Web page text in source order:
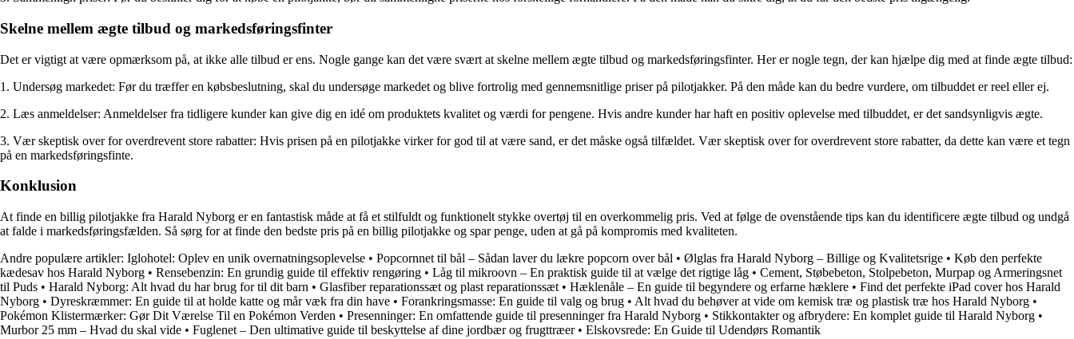
Skelne mellem ægte tilbud og markedsføringsfinter
Det er vigtigt at være opmærksom på, at ikke alle tilbud er ens. Nogle gange kan det være svært at skelne mellem ægte tilbud og markedsføringsfinter. Her er nogle tegn, der kan hjælpe dig med at finde ægte tilbud:
1. Undersøg markedet: Før du træffer en købsbeslutning, skal du undersøge markedet og blive fortrolig med gennemsnitlige priser på pilotjakker. På den måde kan du bedre vurdere, om tilbuddet er reel eller ej.
2. Læs anmeldelser: Anmeldelser fra tidligere kunder kan give dig en idé om produktets kvalitet og værdi for pengene. Hvis andre kunder har haft en positiv oplevelse med tilbuddet, er det sandsynligvis ægte.
3. Vær skeptisk over for overdrevent store rabatter: Hvis prisen på en pilotjakke virker for god til at være sand, er det måske også tilfældet. Vær skeptisk over for overdrevent store rabatter, da dette kan være et tegn
på en markedsføringsfinte.
Konklusion
At finde en billig pilotjakke fra Harald Nyborg er en fantastisk måde at få et stilfuldt og funktionelt stykke overtøj til en overkommelig pris. Ved at følge de ovenstående tips kan du identificere ægte tilbud og undgå
at falde i markedsføringsfælden. Så sørg for at finde den bedste pris på en billig pilotjakke og spar penge, uden at gå på kompromis med kvaliteten.
Andre populære artikler: Iglohotel: Oplev en unik overnatningsoplevelse • Popcornnet til bål – Sådan laver du lækre popcorn over bål • Ølglas fra Harald Nyborg – Billige og Kvalitetsrige • Køb den perfekte
kædesav hos Harald Nyborg • Rensebenzin: En grundig guide til effektiv rengøring • Låg til mikroovn – En praktisk guide til at vælge det rigtige låg • Cement, Støbebeton, Stolpebeton, Murpap og Armeringsnet
til Puds • Harald Nyborg: Alt hvad du har brug for til dit barn • Glasfiber reparationssæt og plast reparationssæt • Hæklenåle – En guide til begyndere og erfarne hæklere • Find det perfekte iPad cover hos Harald
Nyborg • Dyreskræmmer: En guide til at holde katte og mår væk fra din have • Forankringsmasse: En guide til valg og brug • Alt hvad du behøver at vide om kemisk træ og plastisk træ hos Harald Nyborg •
Pokémon Klistermærker: Gør Dit Værelse Til en Pokémon Verden • Presenninger: En omfattende guide til presenninger fra Harald Nyborg • Stikkontakter og afbrydere: En komplet guide til Harald Nyborg •
Murbor 25 mm – Hvad du skal vide • Fuglenet – Den ultimative guide til beskyttelse af dine jordbær og frugttræer• Elskovsrede: En Guide til Udendørs Romantik